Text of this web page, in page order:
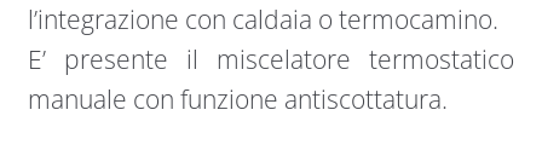
l’integrazione con caldaia o termocamino.
E’ presente il miscelatore termostatico
manuale con funzione antiscottatura.